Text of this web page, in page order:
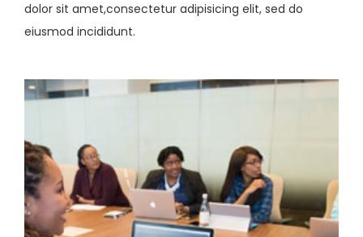
dolor sit amet,consectetur adipisicing elit, sed do
eiusmod incididunt.